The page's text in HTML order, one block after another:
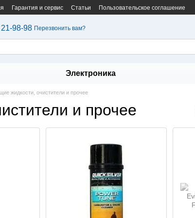
Гарантия и сервис Статьи Пользовательское соглашение
98-98 Перезвонить вам?
Электроника
жидкости, очистители и прочее
и прочее